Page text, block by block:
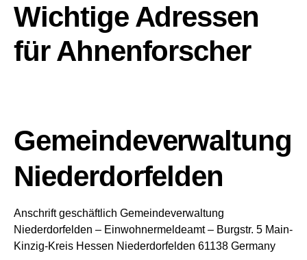
Wichtige Adressen
für Ahnenforscher
Gemeindeverwaltung
Niederdorfelden
Anschrift geschäftlich Gemeindeverwaltung
Niederdorfelden – Einwohnermeldeamt – Burgstr. 5 Main-
Kinzig-Kreis Hessen Niederdorfelden 61138 Germany